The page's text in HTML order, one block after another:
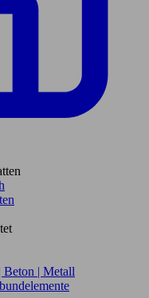
Beton | Metall